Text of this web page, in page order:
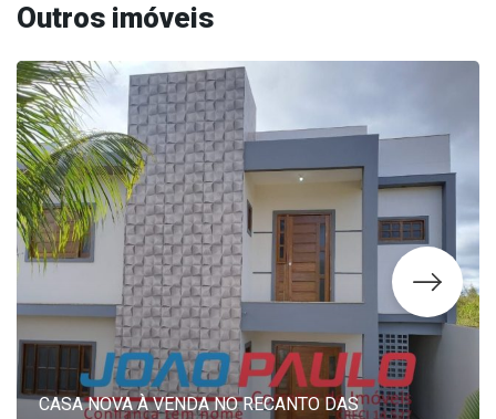
Outros imóveis
CASA NOVA À VENDA NO RECANTO DAS